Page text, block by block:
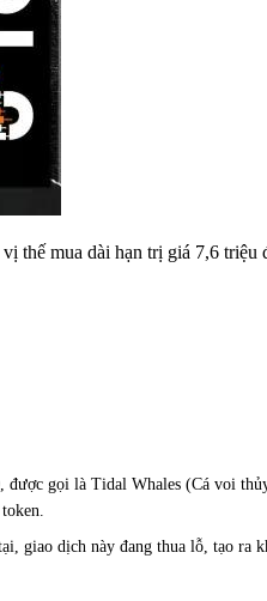
thế mua dài hạn trị giá 7,6 triệu
gọi là Tidal Whales (Cá voi
giao dịch này đang thua lỗ, tạo ra